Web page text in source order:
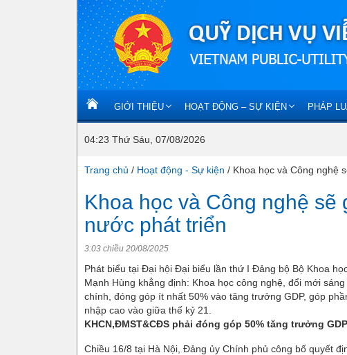
GIỚI THIỆU HOẠT ĐỘNG – SỰ KIỆN PHÁP
04:23 Thứ Sáu, 07/08/2026
Trang chủ / Hoạt động - Sự kiện / Khoa học và Công nghệ
Khoa học và Công nghệ
nước phát triển
3:03 chiều 20/08/2025
Phát biểu tại Đại hội Đại biểu lần thứ I Đảng bộ Bộ Khoa
Mạnh Hùng khẳng định: Khoa học công nghệ, đổi mới
chính, đóng góp ít nhất 50% vào tăng trưởng GDP, góp
nhập cao vào giữa thế kỷ 21.
KHCN,ĐMST&CĐS phải đóng góp 50% tăng trưởng GDP
Chiều 16/8 tại Hà Nội, Đảng ủy Chính phủ công bố quyết